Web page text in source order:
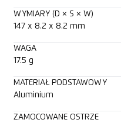
WYMIARY (D × S × W)
147 x 8.2 x 8.2 mm
WAGA
17.5 g
MATERIAŁ PODSTAWOWY
Aluminium
ZAMOCOWANE OSTRZE